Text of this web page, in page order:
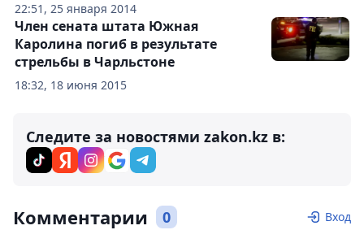
22:51, 25 января 2014
18:32, 18 июня 2015
Член сената штата Южная
Каролина погиб в результате
стрельбы в Чарльстоне
Следите за новостями zakon.kz в:
Комментарии 0 Вход